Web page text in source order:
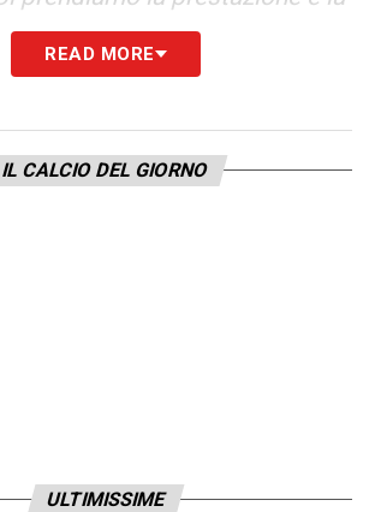
squadra. Il Franchi ci ha
incredibile. Abbiamo
riusciti a portarsi sul 2-0.
READ MORE
IL CALCIO DEL GIORNO
ULTIMISSIME